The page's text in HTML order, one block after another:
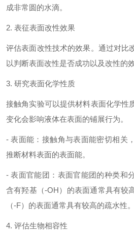
成非常圆的水滴。
2. 表征表面改性效果
评估表面改性技术的效果。通过对比
以判断表面改性是否成功以及改性的效
3. 研究表面化学性质
接触角实验可以提供材料表面化学性
变化会影响液体在表面的铺展行为。
- 表面能：接触角与表面能密切相关
推断材料表面的表面能。
- 表面官能团：表面官能团的种类和
含有羟基（-OH）的表面通常具有较
（-F）的表面通常具有较高的疏水性。
4. 评估生物相容性